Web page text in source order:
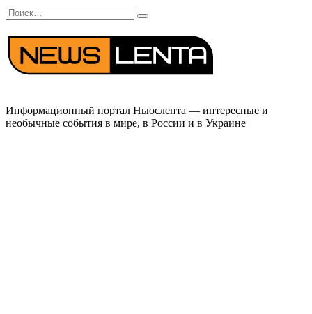
Перейти
к
содержанию
Search
for:
Информационный портал Ньюслента — интересные и
необычные события в мире, в России и в Украине